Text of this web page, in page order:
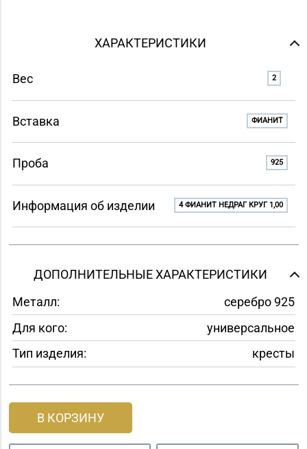
ХАРАКТЕРИСТИКИ
Вес 2
Вставка ФИАНИТ
Проба 925
Информация об изделии 4 ФИАНИТ НЕДРАГ КРУГ 1,00
ДОПОЛНИТЕЛЬНЫЕ ХАРАКТЕРИСТИКИ
Металл:
серебро 925
Для кого:
универсальное
Тип изделия:
кресты
В КОРЗИНУ